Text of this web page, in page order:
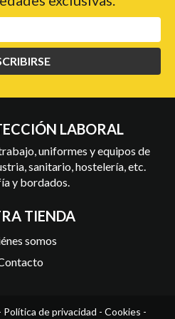
LABORAL
uniformes y equipos de
sanitario, hostelería, etc.
y bordados.
TIENDA
somos
Política de privacidad - Cookies -